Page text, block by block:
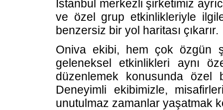
İstanbul merkezli şirketimiz
ve özel grup etkinlikleriyle
benzersiz bir yol haritası çıkarır.
Oniva ekibi, hem çok özgün
geleneksel etkinlikleri aynı
düzenlemek konusunda
Deneyimli ekibimizle,
unutulmaz zamanlar yaşatmak